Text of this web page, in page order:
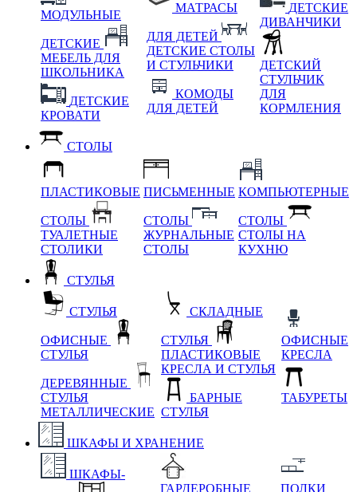
МОДУЛЬНЫЕ
ДЕТСКИЕ
МЕБЕЛЬ ДЛЯ
ШКОЛЬНИКА
ДЕТСКИЕ
КРОВАТИ
МАТРАСЫ
ДЛЯ ДЕТЕЙ
ДЕТСКИЕ СТОЛЫ
И СТУЛЬЧИКИ
КОМОДЫ
ДЛЯ ДЕТЕЙ
ДЕТСКИЕ
ДИВАНЧИКИ
ДЕТСКИЙ
СТУЛЬЧИК
ДЛЯ
КОРМЛЕНИЯ
СТОЛЫ
ПЛАСТИКОВЫЕ
СТОЛЫ
ТУАЛЕТНЫЕ
СТОЛИКИ
ПИСЬМЕННЫЕ
СТОЛЫ
ЖУРНАЛЬНЫЕ
СТОЛЫ
КОМПЬЮТЕРНЫЕ
СТОЛЫ
СТОЛЫ НА
КУХНЮ
СТУЛЬЯ
СТУЛЬЯ
ОФИСНЫЕ
СТУЛЬЯ
ДЕРЕВЯННЫЕ
СТУЛЬЯ
МЕТАЛЛИЧЕСКИЕ
СКЛАДНЫЕ
СТУЛЬЯ
ПЛАСТИКОВЫЕ
КРЕСЛА И СТУЛЬЯ
БАРНЫЕ
СТУЛЬЯ
ОФИСНЫЕ
КРЕСЛА
ТАБУРЕТЫ
ШКАФЫ И ХРАНЕНИЕ
ШКАФЫ-
ГАРДЕРОБНЫЕ
ПОЛКИ